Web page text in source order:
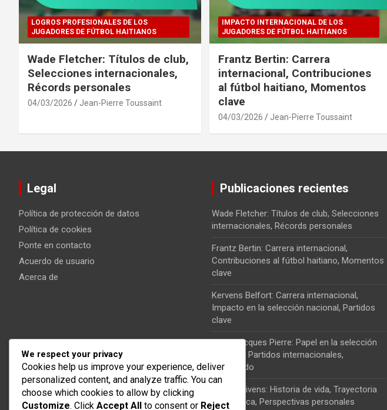
LOGROS PROFESIONALES DE LOS
JUGADORES DE FÚTBOL HAITIANOS
Wade Fletcher: Títulos de club,
Selecciones internacionales,
Récords personales
04/03/2026 Jean-Pierre Toussaint
IMPACTO INTERNACIONAL DE LOS
JUGADORES DE FÚTBOL HAITIANOS
Frantz Bertin: Carrera
internacional, Contribuciones
al fútbol haitiano, Momentos
clave
04/03/2026 Jean-Pierre Toussaint
Legal
Política de protección de datos
Política de cookies
Ponte en contacto
Acuerdo de usuario
Acerca de
Publicaciones recientes
Wade Fletcher: Títulos de club, Selecciones
internacionales, Récords personales
Frantz Bertin: Carrera internacional,
Contribuciones al fútbol haitiano, Momentos
clave
Kervens Belfort: Carrera internacional,
Impacto en la selección nacional, Partidos
clave
Jean-Jacques Pierre: Papel en la selección
nacional, Partidos internacionales,
Significado
Gerard Givens: Historia de vida, Trayectoria
futbolística, Perspectivas personales
We respect your privacy
Cookies help us improve your experience, deliver
personalized content, and analyze traffic. You can
choose which cookies to allow by clicking
Customize. Click Accept All to consent or Reject